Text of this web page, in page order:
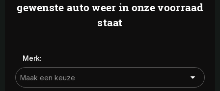
gewenste auto weer in onze voorraad
staat
Merk: